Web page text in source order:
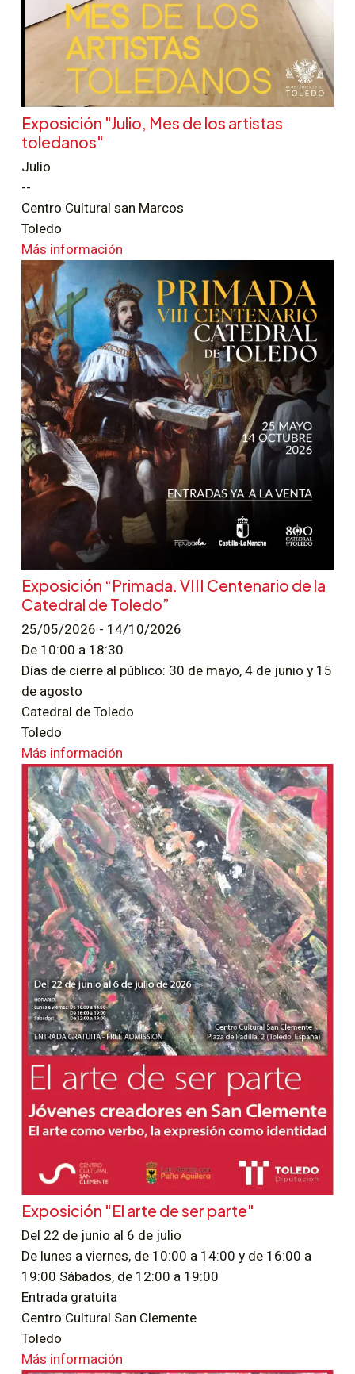
Exposición "Julio, Mes de los artistas
toledanos"
Julio
--
Centro Cultural san Marcos
Toledo
Más información
Exposición “Primada. VIII Centenario de la
Catedral de Toledo”
25/05/2026 - 14/10/2026
De 10:00 a 18:30
Días de cierre al público: 30 de mayo, 4 de junio y 15
de agosto
Catedral de Toledo
Toledo
Más información
Exposición "El arte de ser parte"
Del 22 de junio al 6 de julio
De lunes a viernes, de 10:00 a 14:00 y de 16:00 a
19:00 Sábados, de 12:00 a 19:00
Entrada gratuita
Centro Cultural San Clemente
Toledo
Más información